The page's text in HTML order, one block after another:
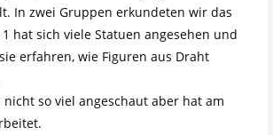
In zwei Gruppen erkundeten wir das
hat sich viele Statuen angesehen und
erfahren, wie Figuren aus Draht
so viel angeschaut aber hat am